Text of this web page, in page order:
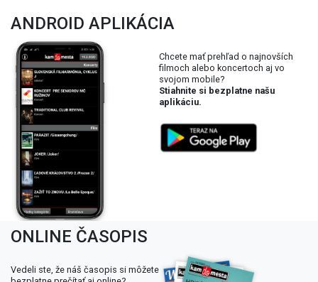
ANDROID APLIKÁCIA
Chcete mať prehľad o najnovších
filmoch alebo koncertoch aj vo
svojom mobile?
Stiahnite si bezplatne našu
aplikáciu.
ONLINE ČASOPIS
Vedeli ste, že náš časopis si môžete